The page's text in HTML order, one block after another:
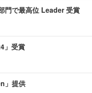
門で最高位 Leader 受賞
」受賞
」提供